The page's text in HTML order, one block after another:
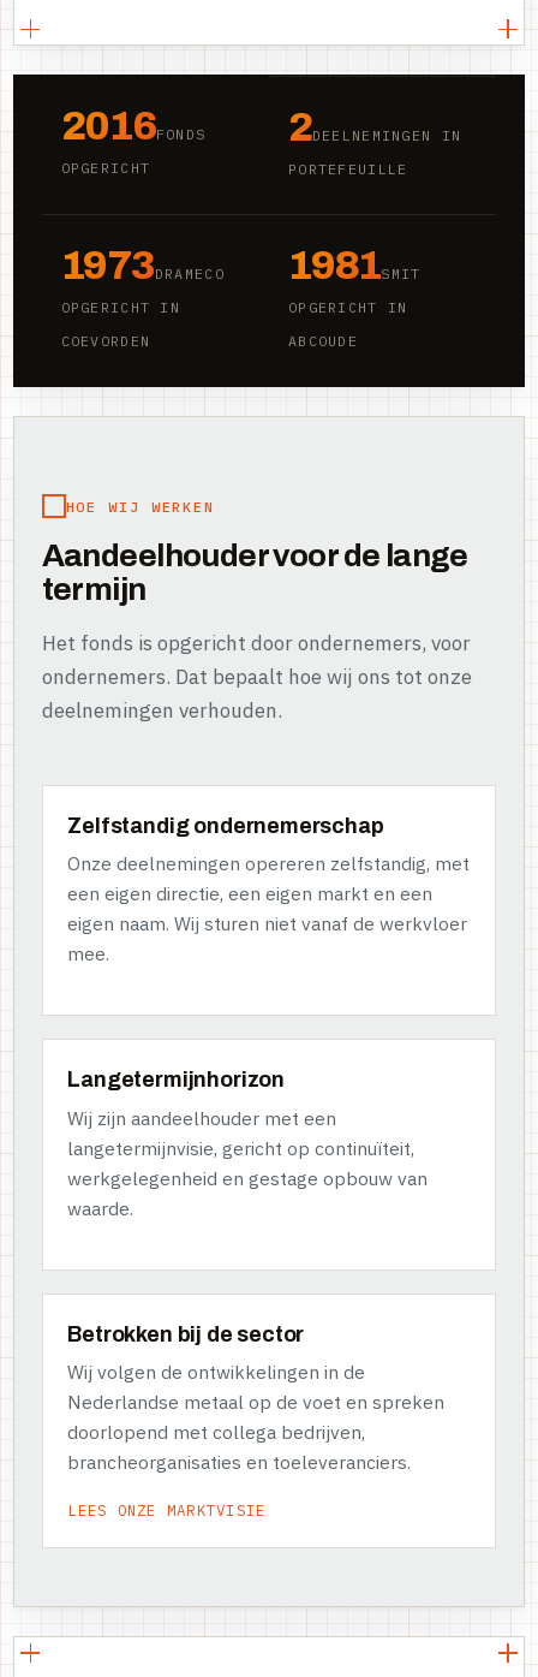
2016FONDS
OPGERICHT
2DEELNEMINGEN IN
PORTEFEUILLE
1973DRAMECO
OPGERICHT IN
COEVORDEN
1981SMIT
OPGERICHT IN
ABCOUDE
HOE WIJ WERKEN
Aandeelhouder voor de lange
termijn
Het fonds is opgericht door ondernemers, voor
ondernemers. Dat bepaalt hoe wij ons tot onze
deelnemingen verhouden.
Zelfstandig ondernemerschap
Onze deelnemingen opereren zelfstandig, met
een eigen directie, een eigen markt en een
eigen naam. Wij sturen niet vanaf de werkvloer
mee.
Langetermijnhorizon
Wij zijn aandeelhouder met een
langetermijnvisie, gericht op continuïteit,
werkgelegenheid en gestage opbouw van
waarde.
Betrokken bij de sector
Wij volgen de ontwikkelingen in de
Nederlandse metaal op de voet en spreken
doorlopend met collega bedrijven,
brancheorganisaties en toeleveranciers.
LEES ONZE MARKTVISIE